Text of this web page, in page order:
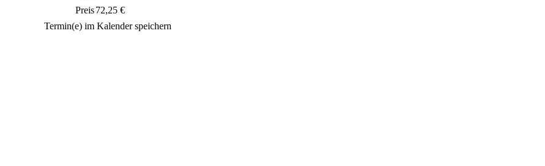
Preis72,25 €
Termin(e) im Kalender speichern